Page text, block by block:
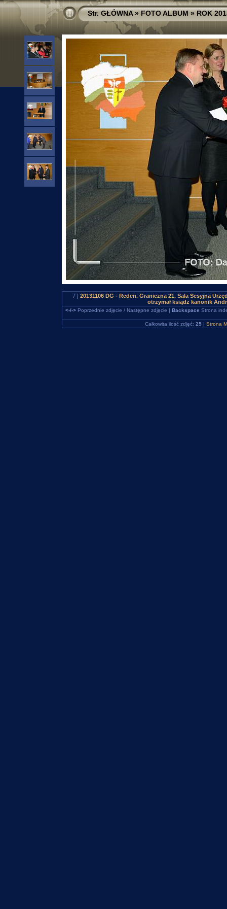
Str. GŁÓWNA»FOTO ALBUM»ROK
7 | 20131106 DG - Reden. Graniczna 21. Sala Sesyjna
otrzymał ksiądz kanonik
<-/->Poprzednie zdjęcie / Następne zdjęcie | Backspace Strona
Całkowita ilość zdjęć: 25 | Strona